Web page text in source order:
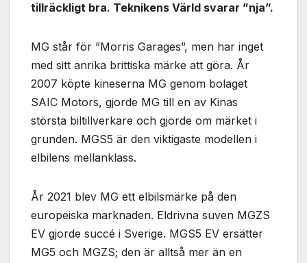
tillräckligt bra. Teknikens Värld svarar ”nja”.
MG står för ”Morris Garages”, men har inget
med sitt anrika brittiska märke att göra. År
2007 köpte kineserna MG genom bolaget
SAIC Motors, gjorde MG till en av Kinas
största biltillverkare och gjorde om märket i
grunden. MGS5 är den viktigaste modellen i
elbilens mellanklass.
År 2021 blev MG ett elbilsmärke på den
europeiska marknaden. Eldrivna suven MGZS
EV gjorde succé i Sverige. MGS5 EV ersätter
MG5 och MGZS; den är alltså mer än en